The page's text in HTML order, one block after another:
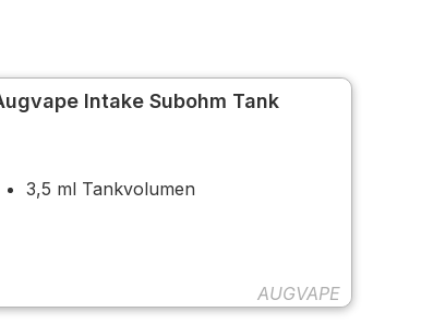
Intake Subohm Tank
3,5 ml Tankvolumen
AUGVAPE